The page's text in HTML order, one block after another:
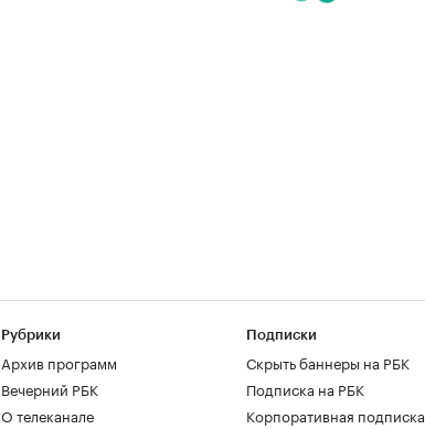
Рубрики
Архив программ
Вечерний РБК
О телеканале
Подписки
Скрыть баннеры на РБК
Подписка на РБК
Корпоративная подписка